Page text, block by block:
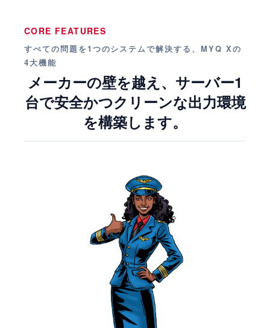
CORE FEATURES
すべての問題を1つのシステムで解決する、MYQ Xの
4大機能
メーカーの壁を越え、サーバー1
台で安全かつクリーンな出力環境
を構築します。